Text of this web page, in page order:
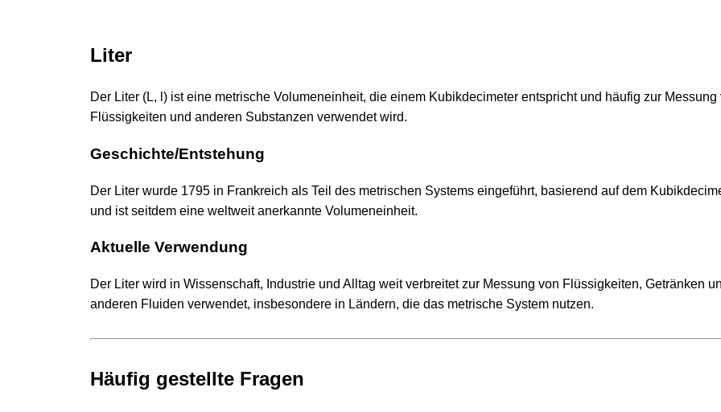
Liter
Der Liter (L, l) ist eine metrische Volumeneinheit, die einem Kubikdecimeter entspricht und häufig zur Messung
Flüssigkeiten und anderen Substanzen verwendet wird.
Geschichte/Entstehung
Der Liter wurde 1795 in Frankreich als Teil des metrischen Systems eingeführt, basierend auf dem
und ist seitdem eine weltweit anerkannte Volumeneinheit.
Aktuelle Verwendung
Der Liter wird in Wissenschaft, Industrie und Alltag weit verbreitet zur Messung von Flüssigkeiten, Getränken
anderen Fluiden verwendet, insbesondere in Ländern, die das metrische System nutzen.
Häufig gestellte Fragen